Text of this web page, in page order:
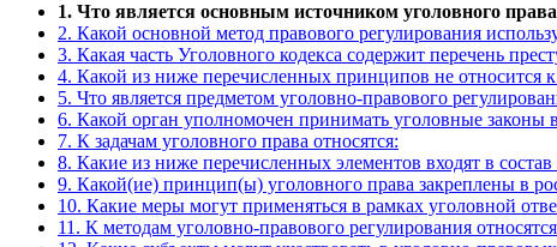
1. Что является основным источником уголовного
2. Какой основной метод правового регулирования
3. Какая часть Уголовного кодекса содержит перечень
4. Какой из ниже перечисленных принципов не относится
5. Что является предметом уголовно-правового
6. Какой орган уполномочен принимать уголовные законы
7. К задачам уголовного права относятся:
8. Какие из ниже перечисленных элементов входят в состав
9. Какой(ие) принцип(ы) уголовного права закреплены в
10. Какие меры могут применяться в рамках уголовной
11. К методам уголовно-правового регулирования